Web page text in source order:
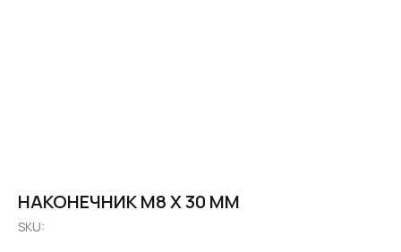
НАКОНЕЧНИК M8 Х 30 ММ
SKU: